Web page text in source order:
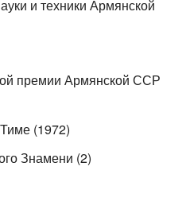
и техники Армянской
премии Армянской ССР
(1972)
Знамени (2)